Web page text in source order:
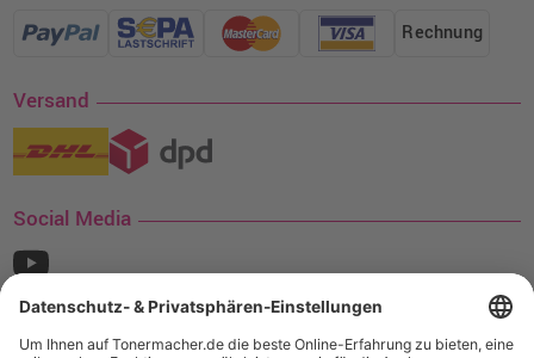
Rechnung
Versand
Social Media
¹ Nur gültig für den Versand innerhalb Deutschlands. Befindet sich ein Warenwert
von mindestens 35€ (inkl. Mwst.) an Ampertec Artikeln in Ihrem Warenkorb, ist der